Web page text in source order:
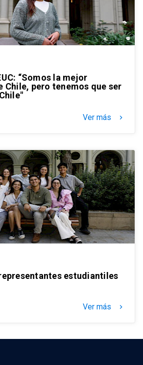
“Somos la mejor
Chile, pero tenemos que ser
Ver más keyboard_arrow_right
estudiantiles
Ver más keyboard_arrow_right